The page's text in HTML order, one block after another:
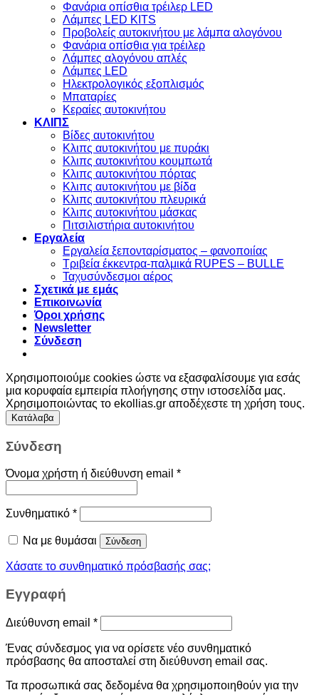
Φανάρια οπίσθια τρέιλερ LED
Λάμπες LED KITS
Προβολείς αυτοκινήτου με λάμπα αλογόνου
Φανάρια οπίσθια για τρέιλερ
Λάμπες αλογόνου απλές
Λάμπες LED
Ηλεκτρολογικός εξοπλισμός
Μπαταρίες
Κεραίες αυτοκινήτου
ΚΛΙΠΣ
Βίδες αυτοκινήτου
Kλιπς αυτοκινήτου με πυράκι
Kλιπς αυτοκινήτου κουμπωτά
Κλιπς αυτοκινήτου πόρτας
Κλιπς αυτοκινήτου με βίδα
Kλιπς αυτοκινήτου πλευρικά
Kλιπς αυτοκινήτου μάσκας
Πιτσιλιστήρια αυτοκινήτου
Εργαλεία
Εργαλεία ξεπονταρίσματος – φανοποιίας
Τριβεία έκκεντρα-παλμικά RUPES – BULLE
Ταχυσύνδεσμοι αέρος
Σχετικά με εμάς
Επικοινωνία
Όροι χρήσης
Newsletter
Σύνδεση
Χρησιμοποιούμε cookies ώστε να εξασφαλίσουμε για εσάς
μια κορυφαία εμπειρία πλοήγησης στην ιστοσελίδα μας.
Χρησιμοποιώντας το ekollias.gr αποδέχεστε τη χρήση τους.
Κατάλαβα
Σύνδεση
Όνομα χρήστη ή διεύθυνση email *
Συνθηματικό *
Να με θυμάσαι Σύνδεση
Χάσατε το συνθηματικό πρόσβασής σας;
Εγγραφή
Διεύθυνση email *
Ένας σύνδεσμος για να ορίσετε νέο συνθηματικό
πρόσβασης θα αποσταλεί στη διεύθυνση email σας.
Τα προσωπικά σας δεδομένα θα χρησιμοποιηθούν για την